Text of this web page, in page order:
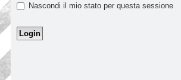
Nascondi il mio stato per questa sessione